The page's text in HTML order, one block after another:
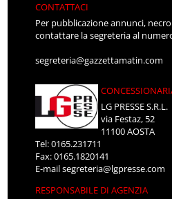
CONTATTACI
Per pubblicazione annunci,
contattare la segreteria al
segreteria@gazzettamatin.com
LG PRESSE S.R.L.
via Festaz, 52
11100 AOSTA
Tel: 0165.231711
Fax: 0165.1820141
E-mailsegreteria@lgpresse.com
RESPONSABILE DI AGENZIA